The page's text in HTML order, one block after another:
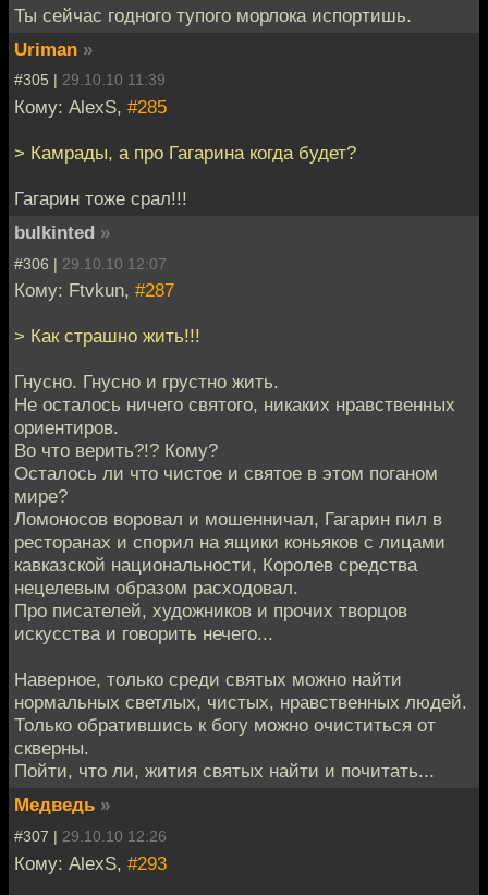
Ты сейчас годного тупого морлока испортишь.
Uriman »
#305 | 29.10.10 11:39
Кому: AlexS, #285
> Камрады, а про Гагарина когда будет?
Гагарин тоже срал!!!
bulkinted »
#306 | 29.10.10 12:07
Кому: Ftvkun, #287
> Как страшно жить!!!
Гнусно. Гнусно и грустно жить.
Не осталось ничего святого, никаких нравственных
ориентиров.
Во что верить?!? Кому?
Осталось ли что чистое и святое в этом поганом
мире?
Ломоносов воровал и мошенничал, Гагарин пил в
ресторанах и спорил на ящики коньяков с лицами
кавказской национальности, Королев средства
нецелевым образом расходовал.
Про писателей, художников и прочих творцов
искусства и говорить нечего...
Наверное, только среди святых можно найти
нормальных светлых, чистых, нравственных людей.
Только обратившись к богу можно очиститься от
скверны.
Пойти, что ли, жития святых найти и почитать...
Медведь »
#307 | 29.10.10 12:26
Кому: AlexS, #293